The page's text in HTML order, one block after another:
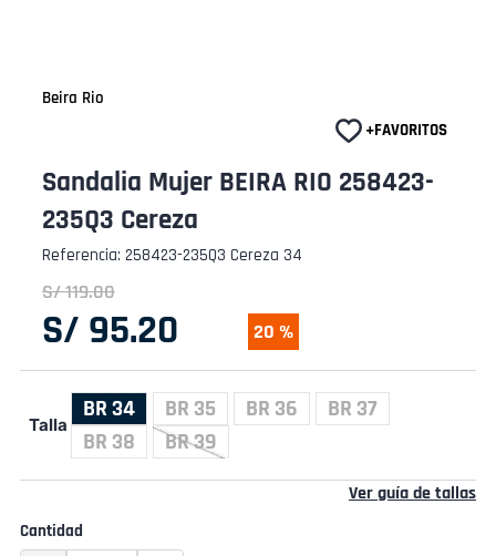
Beira Rio
Sandalia Mujer BEIRA RIO 258423-
235Q3 Cereza
Referencia: 258423-235Q3 Cereza 34
S/119.00
S/ 95.20 20 %
Talla
BR 34 BR 35 BR 36
BR 37
BR 38
BR 39
Ver guía de tallas
Cantidad